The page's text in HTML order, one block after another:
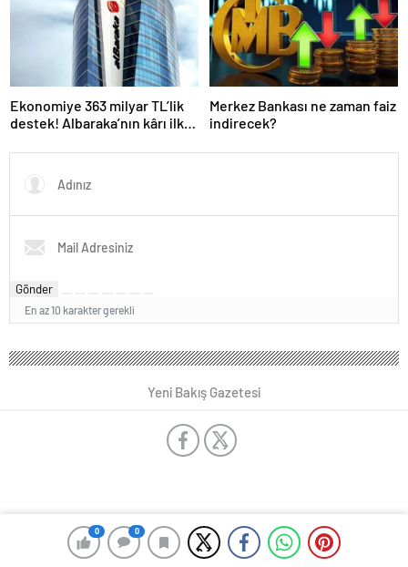
0 0
Ekonomiye 363 milyar TL’lik
destek! Albaraka’nın kârı ilk
Merkez Bankası ne zaman faiz
indirecek?
Gönder
En az 10 karakter gerekli
Yeni Bakış Gazetesi